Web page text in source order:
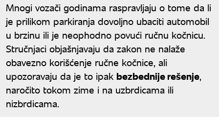
Mnogi vozači godinama raspravljaju o tome da li
je prilikom parkiranja dovoljno ubaciti automobil
u brzinu ili je neophodno povući ručnu kočnicu.
Stručnjaci objašnjavaju da zakon ne nalaže
obavezno korišćenje ručne kočnice, ali
upozoravaju da je to ipak bezbednije rešenje,
naročito tokom zime i na uzbrdicama ili
nizbrdicama.